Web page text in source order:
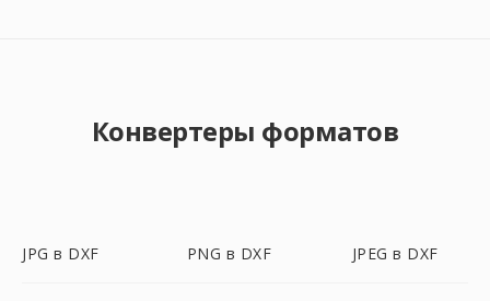
Конвертеры форматов
JPG в DXF PNG в DXF JPEG в DXF